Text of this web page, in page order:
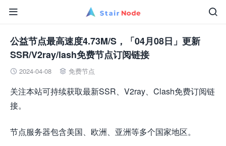


公益节点最高速度4.73M/S，「04月08日」更新
SSR/V2ray/lash免费节点订阅链接
 2024-04-08  免费节点
关注本站可持续获取最新SSR、V2ray、Clash免费订阅链
接。
节点服务器包含美国、欧洲、亚洲等多个国家地区。